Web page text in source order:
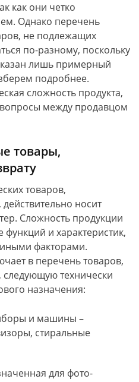
как они четко
Однако перечень
не подлежащих
по-разному, поскольку
лишь примерный
подробнее.
сложность продукта,
между продавцом
товары,
товаров,
носит
Сложность продукции
и характеристик,
факторами.
в перечень товаров,
технически
назначения:
и машины –
стиральные
для фото-